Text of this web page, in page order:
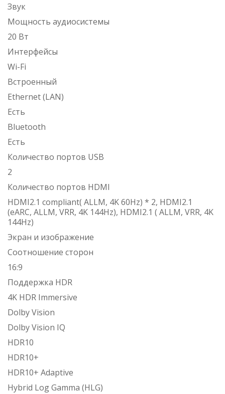
Звук
Мощность аудиосистемы
20 Вт
Интерфейсы
Wi-Fi
Встроенный
Ethernet (LAN)
Есть
Bluetooth
Есть
Количество портов USB
2
Количество портов HDMI
HDMI2.1 compliant( ALLM, 4K 60Hz) * 2, HDMI2.1
(eARC, ALLM, VRR, 4K 144Hz), HDMI2.1 ( ALLM, VRR, 4K
144Hz)
Экран и изображение
Соотношение сторон
16:9
Поддержка HDR
4K HDR Immersive
Dolby Vision
Dolby Vision IQ
HDR10
HDR10+
HDR10+ Adaptive
Hybrid Log Gamma (HLG)